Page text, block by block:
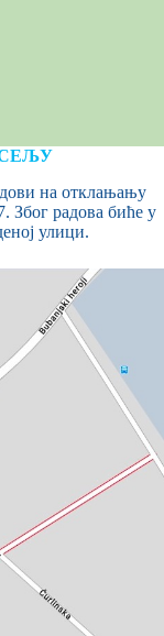
на отклањању
Због радова биће у
улици.